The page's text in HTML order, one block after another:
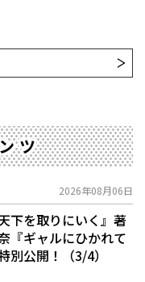
ツ
2026年08月06日
下を取りにいく』著
ギャルにひかれて
別公開！（3/4）